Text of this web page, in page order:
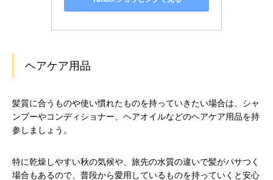
ヘアケア用品
髪質に合うものや使い慣れたものを持っていきたい場合は、シャ
ンプーやコンディショナー、ヘアオイルなどのヘアケア用品を持
参しましょう。
特に乾燥しやすい秋の気候や、旅先の水質の違いで髪がパサつく
場合もあるので、普段から愛用しているものを持っていくと安心